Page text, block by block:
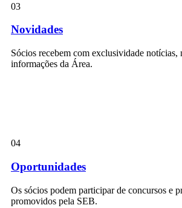
03
Novidades
Sócios recebem com exclusividade notícias,
informações da Área.
04
Oportunidades
Os sócios podem participar de concursos e
promovidos pela SEB.